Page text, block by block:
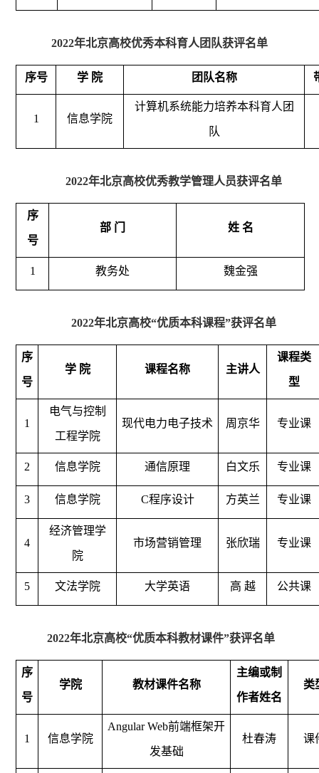
2022年北京高校优秀本科育人团队获评名单
序号 学 院 团队名称
1 信息学院
计算机系统能力培养本科育人团
队
2022年北京高校优秀教学管理人员获评名单
序
号
部 门 姓 名
1 教务处 魏金强
2022年北京高校“优质本科课程”获评名单
序
号
学 院 课程名称 主讲人
课程类
型
1
电气与控制
工程学院
现代电力电子技术 周京华 专业课
2 信息学院 通信原理 白文乐 专业课
3 信息学院 C程序设计 方英兰 专业课
4
经济管理学
院
市场营销管理 张欣瑞 专业课
5 文法学院 大学英语 高 越 公共课
2022年北京高校“优质本科教材课件”获评名单
序
号
学院 教材课件名称
主编或制
作者姓名
类
1 信息学院
Angular Web前端框架开
发基础
杜春涛 课